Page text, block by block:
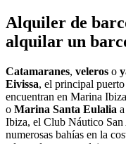
Alquiler de
alquilar un
Catamaranes, veleros o
Eivissa, el principal
encuentran en Marina
o Marina Santa Eulalia
Ibiza, el Club Náutico San
numerosas bahías en la